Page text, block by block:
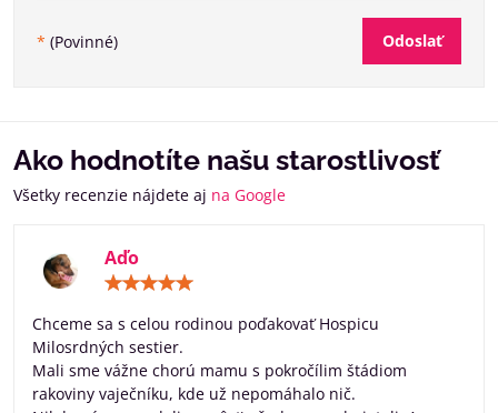
* (Povinné) Odoslať
Ako hodnotíte našu starostlivosť
Všetky recenzie nájdete aj na Google
Aďo
5
Chceme sa s celou rodinou poďakovať Hospicu
Milosrdných sestier.
Mali sme vážne chorú mamu s pokročílim štádiom
rakoviny vaječníku, kde už nepomáhalo nič.